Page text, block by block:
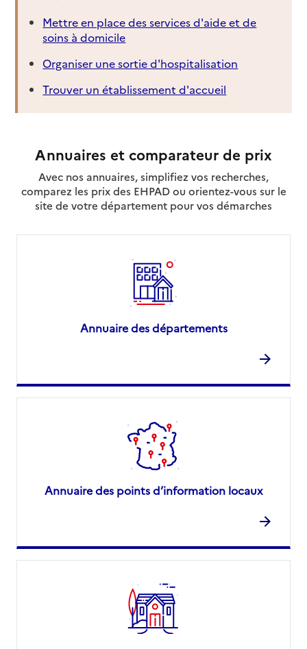
Mettre en place des services d'aide et de
soins à domicile
Organiser une sortie d'hospitalisation
Trouver un établissement d'accueil
Annuaires et comparateur de prix
Avec nos annuaires, simplifiez vos recherches,
comparez les prix des EHPAD ou orientez-vous sur le
site de votre département pour vos démarches
Annuaire des départements
Annuaire des points d’information locaux